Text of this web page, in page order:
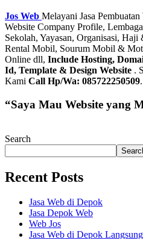
Jos Web Melayani Jasa
Website Company Profile,
Sekolah, Yayasan, Organisasi,
Rental Mobil, Sourum Mobil &
Online dll, Include Hosting,
Id, Template & Design Website .
Kami Call Hp/Wa: 085722250509.
“Saya Mau Website yang
Search
Recent Posts
Jasa Web di Depok
Jasa Depok Web
Web Jos
Jasa Web di Depok